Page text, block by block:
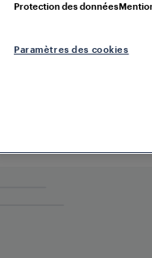
Protection des données
Paramètres des cookies